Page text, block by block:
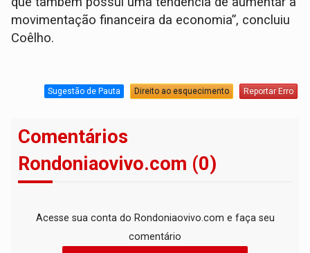
movimentação financeira da economia”, concluiu
Coêlho.
Sugestão de Pauta Direito ao esquecimento Reportar Erro
Comentários
Rondoniaovivo.com (0)
Acesse sua conta do Rondoniaovivo.com e faça seu
comentário